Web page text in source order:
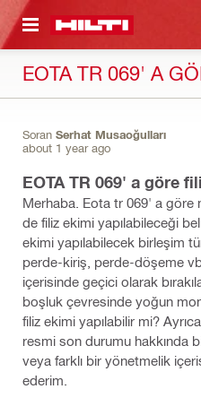
GEÇ
EOTA TR 069' A
Soran Serhat Musaoğulları
about 1 year ago
EOTA TR 069' a göre
Merhaba. Eota tr 069' a
de filiz ekimi yapılabileceği
ekimi yapılabilecek birleşim
perde-kiriş, perde-döşeme
içerisinde geçici olarak
boşluk çevresinde yoğun
filiz ekimi yapılabilir mi?
resmi son durumu hakkında
veya farklı bir yönetmelik
ederim.